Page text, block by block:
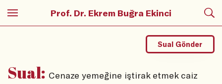
Prof. Dr. Ekrem Buğra Ekinci
Sual: Cenaze yemeğine iştirak etmek caiz
Sual Gönder